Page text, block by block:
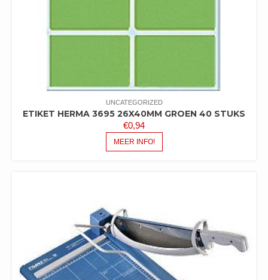
UNCATEGORIZED
ETIKET HERMA 3695 26X40MM GROEN 40 STUKS
€0,94
MEER INFO!